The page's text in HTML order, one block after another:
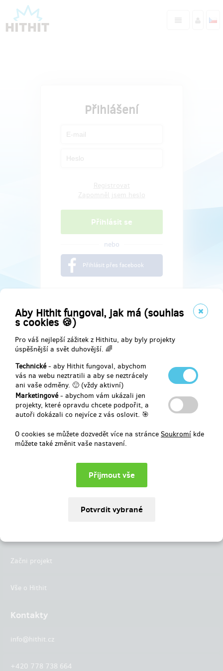
Aby Hithit fungoval, jak má (souhlas
s cookies 🍪)
Pro váš nejlepší zážitek z Hithitu, aby byly projekty
úspěšnější a svět duhovější. 🌈
Technické- aby Hithit fungoval, abychom
vás na webu neztratili a aby se neztrácely
ani vaše odměny. 🙂 (vždy aktivní)
Marketingové- abychom vám ukázali jen
projekty, které opravdu chcete podpořit, a
autoři dokázali co nejvíce z vás oslovit. 🎯
O cookies se můžete dozvedět více na stránce Soukromí kde
můžete také změnit vaše nastavení.
Přihlášení
nebo
Přihlásit přes facebook
Najdete nás na
Začni projekt
Vše o Hithit
Kontakty
info@hithit.cz
+420 778 738 664